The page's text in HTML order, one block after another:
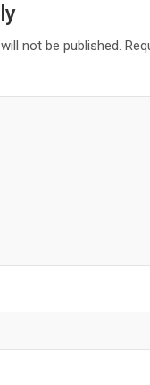
not be published.